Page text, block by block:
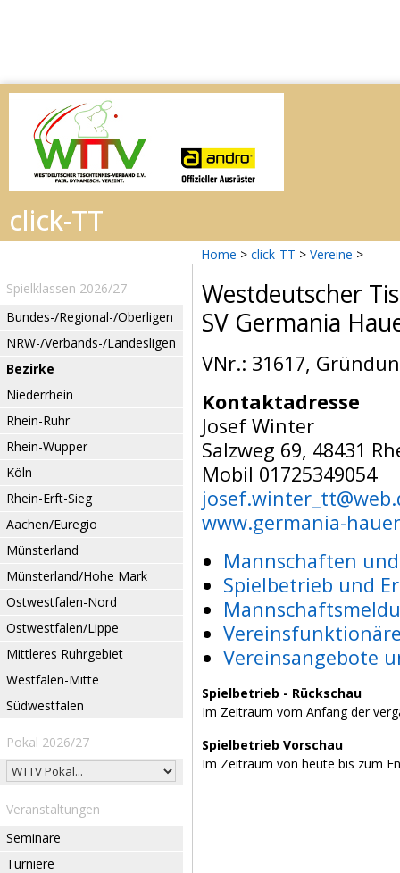
Home > click-TT > Vereine >
Spielklassen 2026/27
Bundes-/Regional-/Oberligen
NRW-/Verbands-/Landesligen
Bezirke
Niederrhein
Rhein-Ruhr
Rhein-Wupper
Köln
Rhein-Erft-Sieg
Aachen/Euregio
Münsterland
Münsterland/Hohe Mark
Ostwestfalen-Nord
Ostwestfalen/Lippe
Mittleres Ruhrgebiet
Westfalen-Mitte
Südwestfalen
Pokal 2026/27
Veranstaltungen
Seminare
Turniere
Westdeutscher
SV Germania
VNr.: 31617,
Kontaktadresse
Josef Winter
Salzweg 69, 48431
Mobil 01725349054
www.germania-
Mannschaften
Spielbetrieb und
Vereinsangebote
Spielbetrieb - Rückschau
Im Zeitraum vom Anfang der
Spielbetrieb Vorschau
Im Zeitraum von heute bis zum